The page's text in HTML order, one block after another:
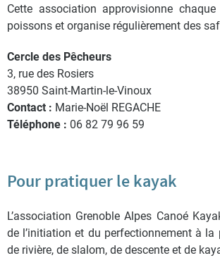
Cette association approvisionne chaque
poissons et organise régulièrement des
Cercle des Pêcheurs
3, rue des Rosiers
38950 Saint-Martin-le-Vinoux
Contact : Marie-Noël REGACHE
Téléphone : 06 82 79 96 59
Pour pratiquer le kayak
L’association Grenoble Alpes Canoé
de l’initiation et du perfectionnement à la
de rivière, de slalom, de descente et de